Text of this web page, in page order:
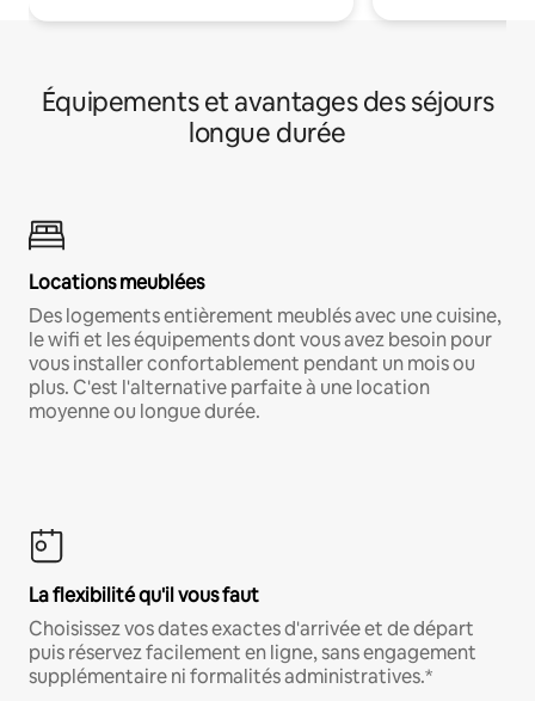
Équipements et avantages des séjours
longue durée
Locations meublées
Des logements entièrement meublés avec une cuisine,
le wifi et les équipements dont vous avez besoin pour
vous installer confortablement pendant un mois ou
plus. C'est l'alternative parfaite à une location
moyenne ou longue durée.
La flexibilité qu'il vous faut
Choisissez vos dates exactes d'arrivée et de départ
puis réservez facilement en ligne, sans engagement
supplémentaire ni formalités administratives.*